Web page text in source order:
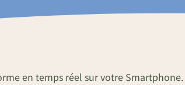
en temps réel sur votre Smartphone.